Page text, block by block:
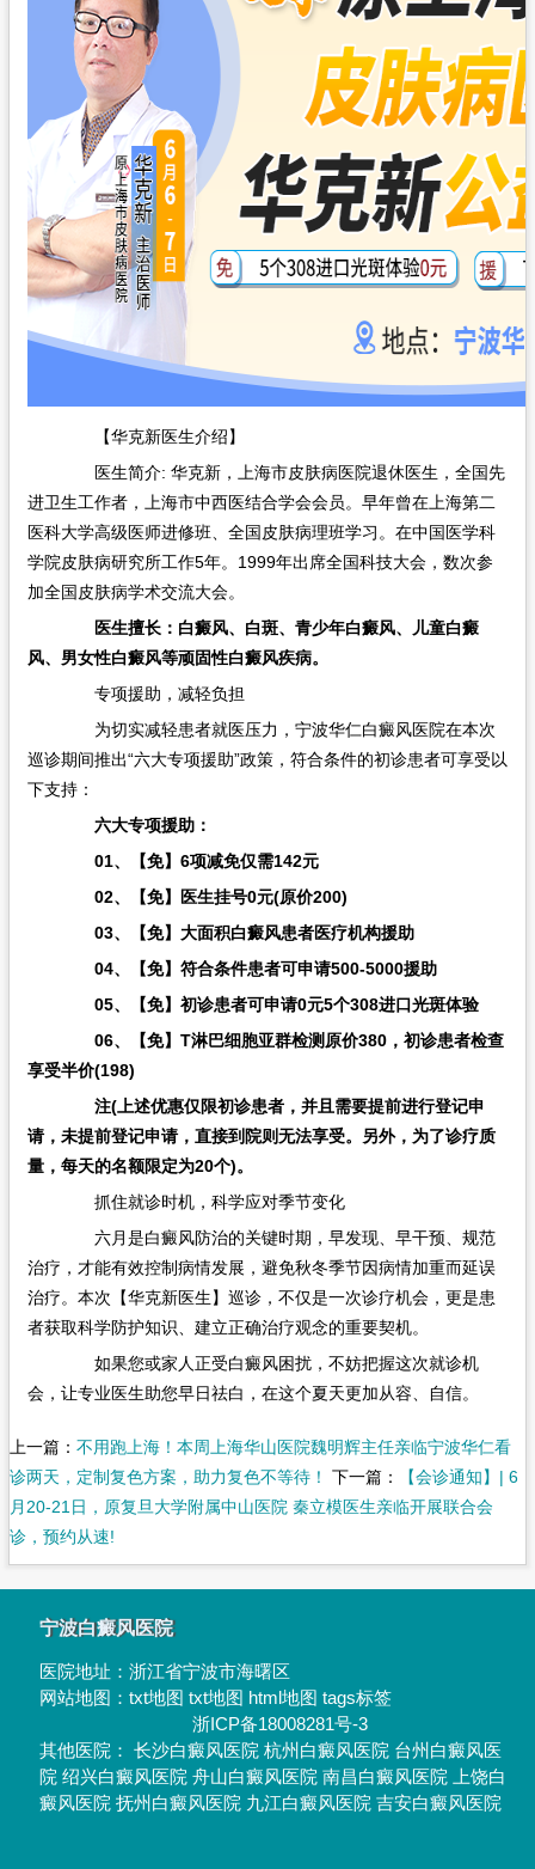
【华克新医生介绍】
医生简介: 华克新，上海市皮肤病医院退休医生，全国先
进卫生工作者，上海市中西医结合学会会员。早年曾在上海第二
医科大学高级医师进修班、全国皮肤病理班学习。在中国医学科
学院皮肤病研究所工作5年。1999年出席全国科技大会，数次参
加全国皮肤病学术交流大会。
医生擅长：白癜风、白斑、青少年白癜风、儿童白癜
风、男女性白癜风等顽固性白癜风疾病。
专项援助，减轻负担
为切实减轻患者就医压力，宁波华仁白癜风医院在本次
巡诊期间推出“六大专项援助”政策，符合条件的初诊患者可享受以
下支持：
六大专项援助：
01、【免】6项减免仅需142元
02、【免】医生挂号0元(原价200)
03、【免】大面积白癜风患者医疗机构援助
04、【免】符合条件患者可申请500-5000援助
05、【免】初诊患者可申请0元5个308进口光斑体验
06、【免】T淋巴细胞亚群检测原价380，初诊患者检查
享受半价(198)
注(上述优惠仅限初诊患者，并且需要提前进行登记申
请，未提前登记申请，直接到院则无法享受。另外，为了诊疗质
量，每天的名额限定为20个)。
抓住就诊时机，科学应对季节变化
六月是白癜风防治的关键时期，早发现、早干预、规范
治疗，才能有效控制病情发展，避免秋冬季节因病情加重而延误
治疗。本次【华克新医生】巡诊，不仅是一次诊疗机会，更是患
者获取科学防护知识、建立正确治疗观念的重要契机。
如果您或家人正受白癜风困扰，不妨把握这次就诊机
会，让专业医生助您早日祛白，在这个夏天更加从容、自信。
上一篇： 不用跑上海！本周上海华山医院魏明辉主任亲临宁波华仁看
诊两天，定制复色方案，助力复色不等待！
下一篇：
【会诊通知】| 6
月20-21日，原复旦大学附属中山医院 秦立模医生亲临开展联合会
诊，预约从速!
宁波白癜风医院
医院地址：浙江省宁波市海曙区
网站地图：txt地图 txt地图 html地图 tags标签
浙ICP备18008281号-3
其他医院：长沙白癜风医院 杭州白癜风医院 台州白癜风医
院 绍兴白癜风医院 舟山白癜风医院 南昌白癜风医院
上饶白
癜风医院 抚州白癜风医院 九江白癜风医院 吉安白癜风医院